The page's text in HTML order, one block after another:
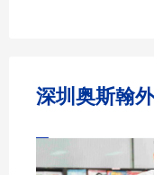
深圳奥斯翰